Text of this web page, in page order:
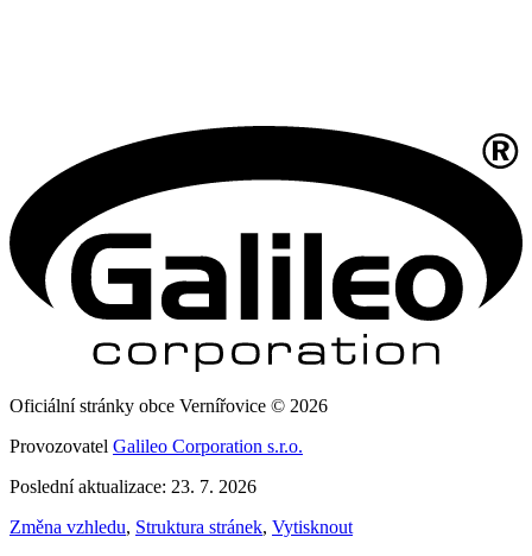
Oficiální stránky obce Vernířovice © 2026
Provozovatel Galileo Corporation s.r.o.
Poslední aktualizace: 23. 7. 2026
Změna vzhledu, Struktura stránek, Vytisknout